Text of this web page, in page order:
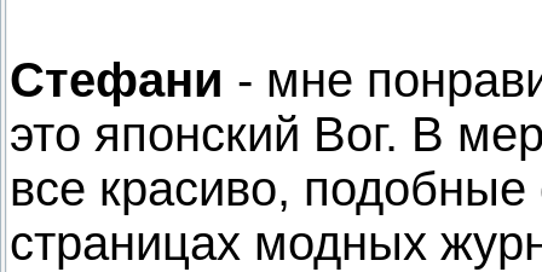
Стефани - мне
это японский Вог. В
все красиво,
страницах модных